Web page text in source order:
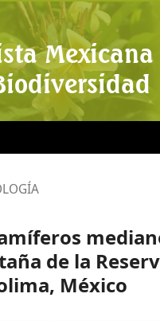
Mexicana
de la
México